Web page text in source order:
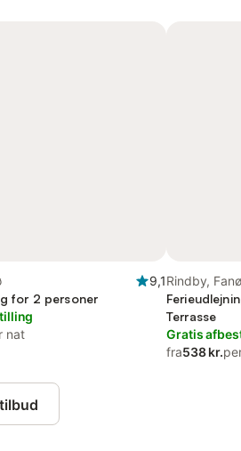
9,1
for 2 personer
nat
Rindby, Fanø
Terrasse
Gratis
fra538 kr.